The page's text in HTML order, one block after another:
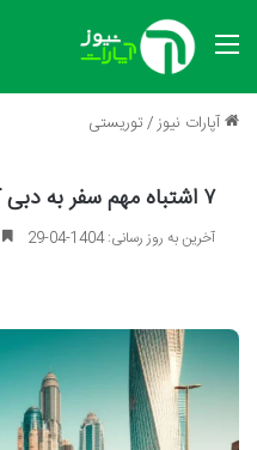
منو
آپارات نیوز/توریستی
۷ اشتباه مهم سفر به دبی که هزینه بر هستند
آخرین به روز رسانی: 1404-04-29